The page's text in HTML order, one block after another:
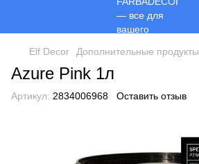
Elf Decor Дополнительные продукты
Azure Pink 1л
Артикул: 2834006968 Оставить отзыв